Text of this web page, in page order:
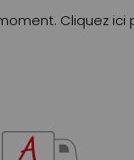
Cliquez ici